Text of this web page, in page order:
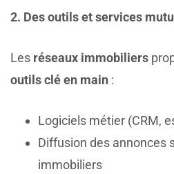
2. Des outils et services
Les réseaux immobiliers
outils clé en main :
Logiciels métier (CRM,
Diffusion des annonces
immobiliers